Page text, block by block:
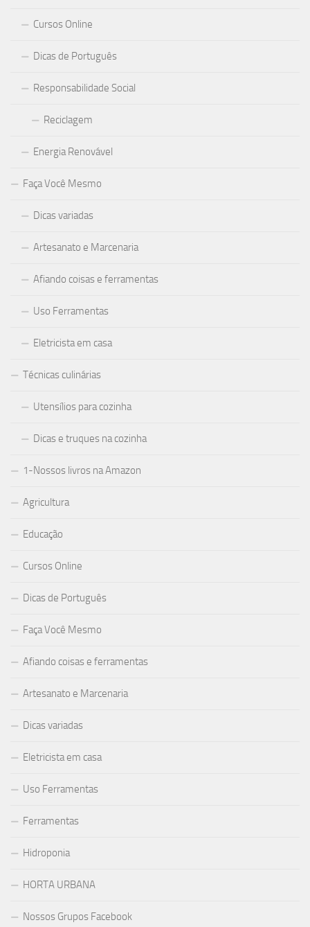
Cursos Online
Dicas de Português
Responsabilidade Social
Reciclagem
Energia Renovável
Faça Você Mesmo
Dicas variadas
Artesanato e Marcenaria
Afiando coisas e ferramentas
Uso Ferramentas
Eletricista em casa
Técnicas culinárias
Utensílios para cozinha
Dicas e truques na cozinha
1-Nossos livros na Amazon
Agricultura
Educação
Cursos Online
Dicas de Português
Faça Você Mesmo
Afiando coisas e ferramentas
Artesanato e Marcenaria
Dicas variadas
Eletricista em casa
Uso Ferramentas
Ferramentas
Hidroponia
HORTA URBANA
Nossos Grupos Facebook